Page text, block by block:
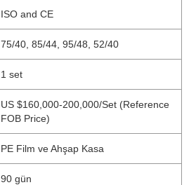
ISO and CE
75/40, 85/44, 95/48, 52/40
1 set
US $160,000-200,000/Set (Reference
FOB Price)
PE Film ve Ahşap Kasa
90 gün